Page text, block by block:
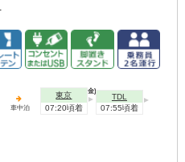
車中泊
2026年08月21日(金)
東京
07:20頃着
TDL
07:55頃着